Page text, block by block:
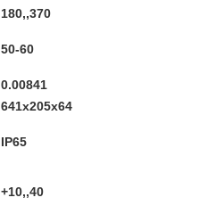
180,,370
50-60
0.00841
641х205х64
IP65
+10,,40